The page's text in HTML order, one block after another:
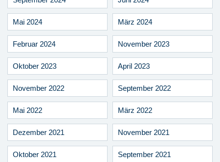
Mai 2024 März 2024
Februar 2024 November 2023
Oktober 2023 April 2023
November 2022 September 2022
Mai 2022 März 2022
Dezember 2021 November 2021
Oktober 2021 September 2021